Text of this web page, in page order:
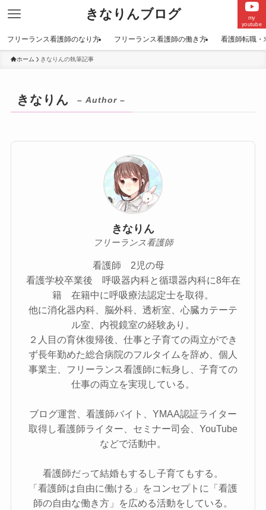
きなりんブログ my
youtube
フリーランス看護師のなり方 フリーランス看護師の働き方 看護師転職・
ホーム きなりんの執筆記事
きなりん – Author –
きなりん
フリーランス看護師
看護師 2児の母
看護学校卒業後 呼吸器内科と循環器内科に8年在
籍 在籍中に呼吸療法認定士を取得。
他に消化器内科、脳外科、透析室、心臓カテーテ
ル室、内視鏡室の経験あり。
２人目の育休復帰後、仕事と子育ての両立ができ
ず長年勤めた総合病院のフルタイムを辞め、個人
事業主、フリーランス看護師に転身し、子育ての
仕事の両立を実現している。
ブログ運営、看護師バイト、YMAA認証ライター
取得し看護師ライター、セミナー司会、YouTube
などで活動中。
看護師だって結婚もするし子育てもする。
「看護師は自由に働ける」をコンセプトに「看護
師の自由な働き方」を広める活動をしている。